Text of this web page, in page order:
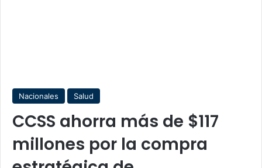
Nacionales Salud
CCSS ahorra más de $117
millones por la compra